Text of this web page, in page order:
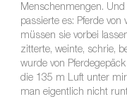
Menschenmengen.
passierte es: Pferde von
müssen sie vorbei
zitterte, weinte, schrie,
wurde von
die 135 m Luft unter
man eigentlich nicht